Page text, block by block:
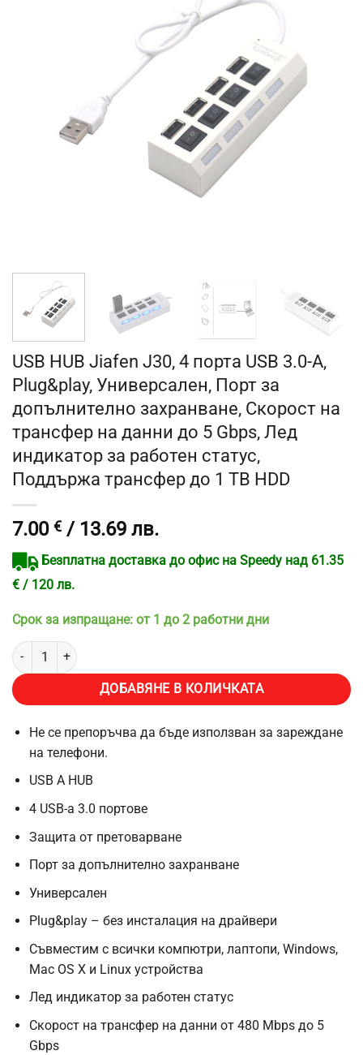
USB HUB Jiafen J30, 4 порта USB 3.0-A,
Plug&play, Универсален, Порт за
допълнително захранване, Скорост на
трансфер на данни до 5 Gbps, Лед
индикатор за работен статус,
Поддържа трансфер до 1 TB HDD
7.00 € / 13.69 лв.
Безплатна доставка до офис на Speedy над 61.35
€ / 120 лв.
Срок за изпращане: от 1 до 2 работни дни
количество за USB HUB Jiafen J30, 4 порта USB 3.0-A,
ДОБАВЯНЕ В КОЛИЧКАТА
Не се препоръчва да бъде използван за зареждане
на телефони.
USB A HUB
4 USB-а 3.0 портове
Защита от претоварване
Порт за допълнително захранване
Универсален
Plug&play – без инсталация на драйвери
Съвместим с всички компютри, лаптопи, Windows,
Mac OS X и Linux устройства
Лед индикатор за работен статус
Скорост на трансфер на данни от 480 Mbps до 5
Gbps